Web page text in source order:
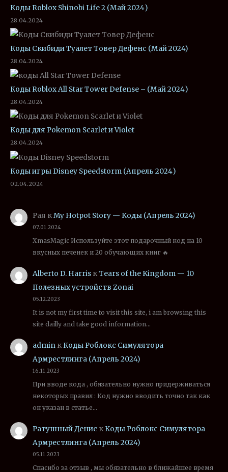
Коды Roblox Shinobi Life 2 (Май 2024)
28.04.2024
Коды Скибиди Туалет Товер Дефенс (Май 2024)
28.04.2024
Коды Roblox All Star Tower Defense – (Май 2024)
28.04.2024
Коды для Pokemon Scarlet и Violet
28.04.2024
Коды игры Disney Speedstorm (Апрель 2024)
02.04.2024
Рая кMy Hotpot Story — Коды (Апрель 2024)
07.01.2024
XmasMagic Используйте этот подарочный код на 10
вкусных печенек и 20 обучающих книг 🔥
Alberto D. Harris кTears of the Kingdom — 10
Полезных устройств Zonai
05.12.2023
It is not my first time to visit this site, i am browsing this
site dailly and take good information…
admin к Коды Роблокс Симулятора
Армрестлинга (Апрель 2024)
16.11.2023
При вводе кода , обязательно нужно придерживаться
некоторых правил : Код нужно вводить точно так как
он указан в статье…
Ратушный Денис к Коды Роблокс Симулятора
Армрестлинга (Апрель 2024)
05.11.2023
Спасибо за отзыв , мы обязательно в ближайшее время